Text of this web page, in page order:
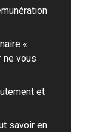
«
ne vous
et
savoir en